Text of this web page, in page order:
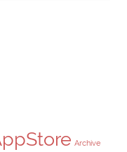
Archive